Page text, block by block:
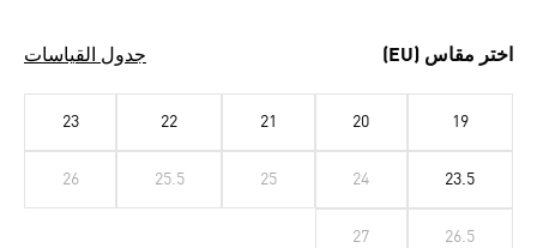
اختر مقاس (EU) جدول القياسات
19
20
21
22
23
23.5
24
25
25.5
26
26.5
27